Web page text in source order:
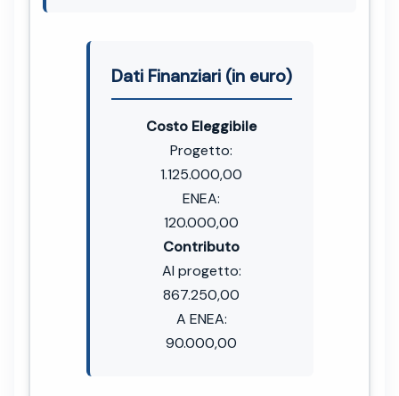
Dati Finanziari (in euro)
Costo Eleggibile
Progetto:
1.125.000,00
ENEA:
120.000,00
Contributo
Al progetto:
867.250,00
A ENEA:
90.000,00